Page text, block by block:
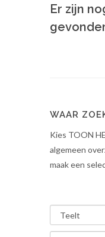
Er zijn
WAAR
Kies TOON
algemeen
maak een